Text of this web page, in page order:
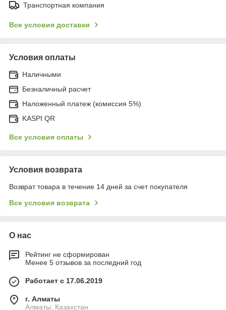
Транспортная компания
Все условия доставки
Условия оплаты
Наличными
Безналичный расчет
Наложенный платеж (комиссия 5%)
KASPI QR
Все условия оплаты
Условия возврата
Возврат товара в течение 14 дней за счет покупателя
Все условия возврата
О нас
Рейтинг не сформирован
Менее 5 отзывов за последний год
Работает с 17.06.2019
г. Алматы
Алматы, Казахстан